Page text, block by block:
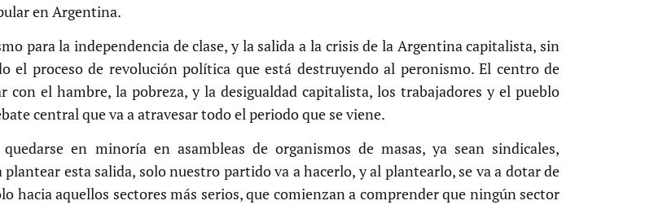
en Argentina.
para la independencia de clase, y la salida a la crisis de la Argentina capitalista, sin
el proceso de revolución política que está destruyendo al peronismo. El centro de
el hambre, la pobreza, y la desigualdad capitalista, los trabajadores y el pueblo
central que va a atravesar todo el periodo que se viene.
en minoría en asambleas de organismos de masas, ya sean sindicales,
esta salida, solo nuestro partido va a hacerlo, y al plantearlo, se va a dotar de
hacia aquellos sectores más serios, que comienzan a comprender que ningún sector